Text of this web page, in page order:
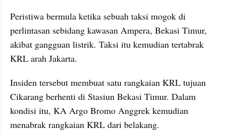
Peristiwa bermula ketika sebuah taksi mogok di
perlintasan sebidang kawasan Ampera, Bekasi Timur,
akibat gangguan listrik. Taksi itu kemudian tertabrak
KRL arah Jakarta.
Insiden tersebut membuat satu rangkaian KRL tujuan
Cikarang berhenti di Stasiun Bekasi Timur. Dalam
kondisi itu, KA Argo Bromo Anggrek kemudian
menabrak rangkaian KRL dari belakang.